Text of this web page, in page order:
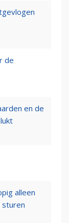
de
en de
alleen
sturen